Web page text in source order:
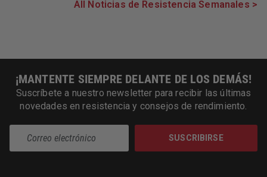
All Noticias de Resistencia Semanales >
¡MANTENTE SIEMPRE DELANTE DE LOS DEMÁS!
Suscríbete a nuestro newsletter para recibir las últimas
novedades en resistencia y consejos de rendimiento.
SUSCRIBIRSE